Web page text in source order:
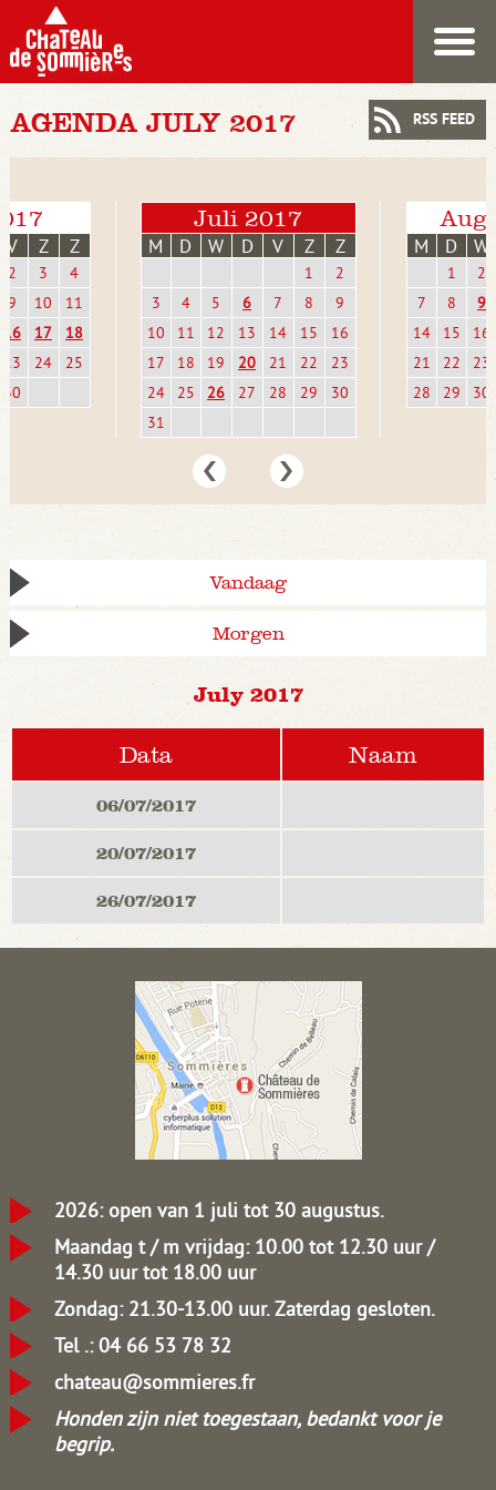
AGENDA JULY 2017
V Z Z
2 3
4
9
10
11
16
17
18
23
24
25
30
Juli 2017
M D W D V Z Z
1
2
3
4 5 6 7 8
9
10
11 12 13 14 15
16
17
18 19 20 21 22
23
24
25 26 27 28 29
30
31
M D W
1
2
7
8
9
14
15
16
21
22
23
28
29 30
Vandaag
Morgen
July 2017
RSS FEED
Data Naam
06/07/2017
20/07/2017
26/07/2017
2026: open van 1 juli tot 30 augustus.
Maandag t / m vrijdag: 10.00 tot 12.30 uur /
14.30 uur tot 18.00 uur
Zondag: 21.30-13.00 uur.Zaterdag gesloten.
Tel .: 04 66 53 78 32
chateau@sommieres.fr
Honden zijn niet toegestaan, bedankt voor je
begrip.